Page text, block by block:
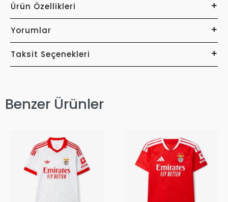
Ürün Özellikleri
Yorumlar
Taksit Seçenekleri
Benzer Ürünler